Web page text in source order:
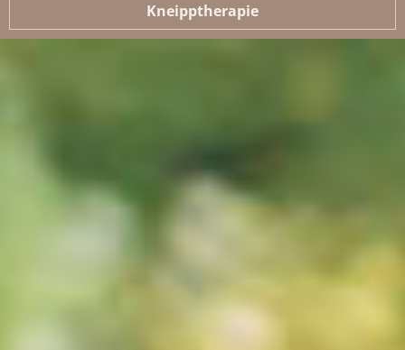
Kneipptherapie